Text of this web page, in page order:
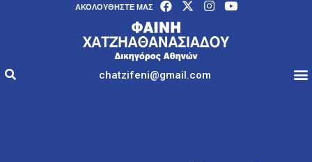
AΚΟΛΟΥΘΉΣΤΕ ΜΑΣ
chatzifeni@gmail.com